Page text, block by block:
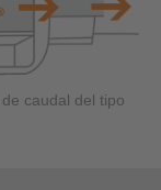
caudal del tipo